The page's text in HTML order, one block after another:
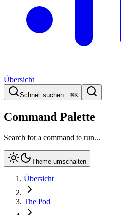
Übersicht
Schnell suchen…⌘K
Command Palette
Search for a command to run...
Theme umschalten
Übersicht
The Pod